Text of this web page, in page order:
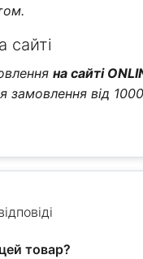
сайті
на сайті
замовлення від
товар?